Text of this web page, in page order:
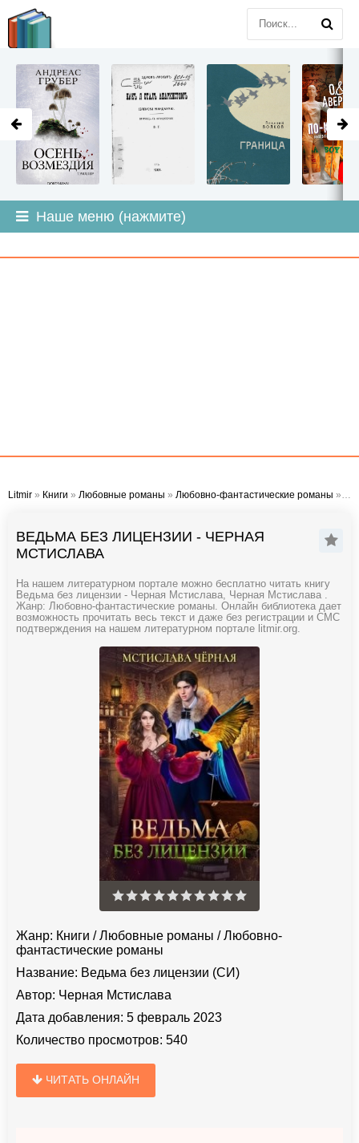
Наше меню (нажмите)
Litmir » Книги » Любовные романы » Любовно-фантастические романы » Ведьма без лицензии - Черная Мстислава
ВЕДЬМА БЕЗ ЛИЦЕНЗИИ - ЧЕРНАЯ
МСТИСЛАВА
На нашем литературном портале можно бесплатно читать книгу
Ведьма без лицензии - Черная Мстислава, Черная Мстислава .
Жанр: Любовно-фантастические романы. Онлайн библиотека дает
возможность прочитать весь текст и даже без регистрации и СМС
подтверждения на нашем литературном портале litmir.org.
Жанр: Книги /Любовные романы /Любовно-
фантастические романы
Название: Ведьма без лицензии (СИ)
Автор: Черная Мстислава
Дата добавления: 5 февраль 2023
Количество просмотров: 540
ЧИТАТЬ ОНЛАЙН
LITMIR.ORG